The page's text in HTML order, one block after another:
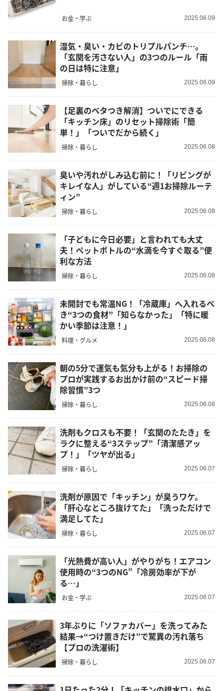
お金・学ぶ 2025.06.09
湿気・臭い・カビのトリプルパンチ…。
「玄関を汚さない人」の3つのルール「雨
の日は特に注意」
掃除・暮らし 2025.06.09
【足裏のベタつき解消】ついでにできる
「キッチン床」のリセット掃除術「簡
単！」「ついでだから続く」
掃除・暮らし 2025.06.08
臭いや汚れがしみ込む前に！「リビングが
キレイな人」がしている“週1お掃除ルーテ
ィン”
掃除・暮らし 2025.06.08
「子どもに今日必要」と言われても大丈
夫！ペットボトルの“水滴を今すぐ取る”便
利な方法
掃除・暮らし 2025.06.08
未開封でも常温NG！「冷蔵庫」へ入れるべ
き“3つの食材”「知らなかった」「特に暖
かい季節は注意！」
料理・グルメ 2025.06.08
朝の5分で運気も気分も上がる！お掃除の
プロが実践するお出かけ前の“スピード掃
除習慣”3つ
掃除・暮らし 2025.06.08
洗剤もクロスも不要！「玄関のたたき」を
ラクに整える“3ステップ”「清潔感アッ
プ！」「ツヤが出る」
掃除・暮らし 2025.06.07
洗剤が原因で「キッチン」が臭うワケ。
「肝心なところ抜けてた」「洗っただけで
満足してた」
掃除・暮らし 2025.06.07
「光熱費が高い人」がやりがち！エアコン
使用時の“3つのNG”「冷房効率が下が
る…」
お金・学ぶ 2025.06.07
3年ぶりに「ソファカバー」を洗ってみた
結果→“つけ置きだけ”で驚異の汚れ落ち
【プロの洗濯術】
掃除・暮らし 2025.06.07